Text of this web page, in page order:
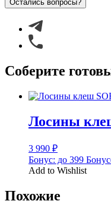
Остались вопросы?
Соберите
Лосины
3 990 ₽
Бонус: до 399
Add to Wishlist
Похожие